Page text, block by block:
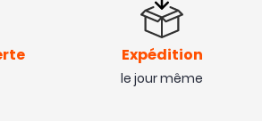
Expédition
le jour même